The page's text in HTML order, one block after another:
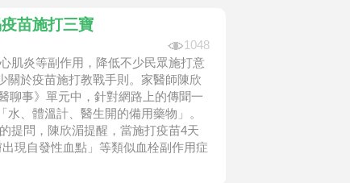
苗施打三寶
1048
肌炎等副作用，降低不少民眾施打意
關於疫苗施打教戰手則。家醫師陳欣
聊事》單元中，針對網路上的傳聞一
、體溫計、醫生開的備用藥物」。
提問，陳欣湄提醒，當施打疫苗4天
現自發性血點」等類似血栓副作用症